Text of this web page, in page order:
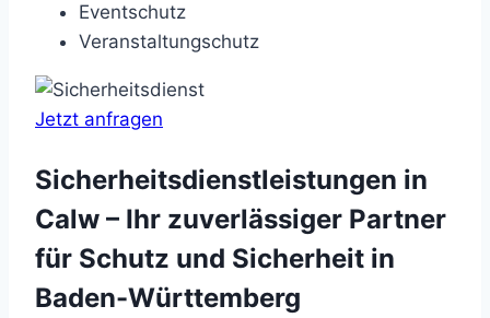
Eventschutz
Veranstaltungschutz
Jetzt anfragen
Sicherheitsdienstleistungen in
Calw – Ihr zuverlässiger Partner
für Schutz und Sicherheit in
Baden-Württemberg